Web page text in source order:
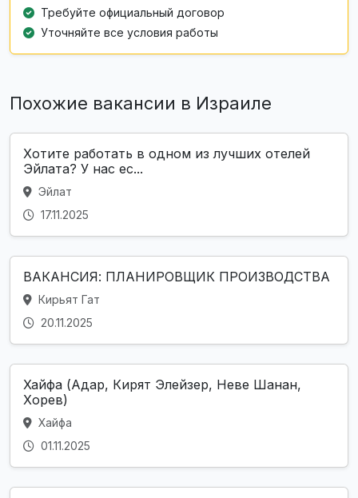
Требуйте официальный договор
Уточняйте все условия работы
Похожие вакансии в Израиле
Хотите работать в одном из лучших отелей
Эйлата? У нас ес...
Эйлат
17.11.2025
ВАКАНСИЯ: ПЛАНИРОВЩИК ПРОИЗВОДСТВА
Кирьят Гат
20.11.2025
Хайфа (Адар, Кирят Элейзер, Неве Шанан,
Хорев)
Хайфа
01.11.2025